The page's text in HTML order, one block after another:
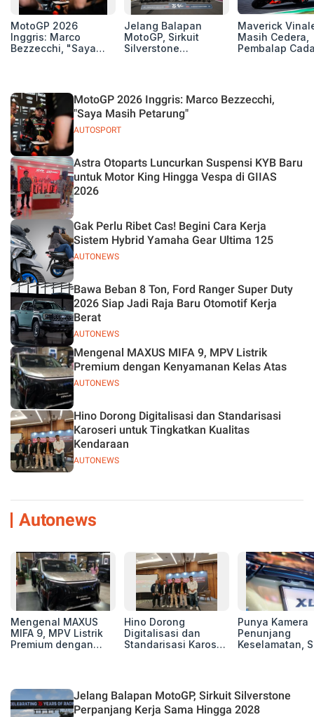
MotoGP 2026
Inggris: Marco
Bezzecchi, "Saya
Jelang Balapan
MotoGP, Sirkuit
Silverstone
Maverick
Masih Cedera,
Pembalap
AUTOSPORT
MotoGP 2026 Inggris: Marco Bezzecchi,
"Saya Masih Petarung"
Astra Otoparts Luncurkan Suspensi KYB Baru
untuk Motor King Hingga Vespa di GIIAS
2026
AUTONEWS
Gak Perlu Ribet Cas! Begini Cara Kerja
Sistem Hybrid Yamaha Gear Ultima 125
AUTONEWS
Bawa Beban 8 Ton, Ford Ranger Super Duty
2026 Siap Jadi Raja Baru Otomotif Kerja
Berat
AUTONEWS
Mengenal MAXUS MIFA 9, MPV Listrik
Premium dengan Kenyamanan Kelas Atas
AUTONEWS
Hino Dorong Digitalisasi dan Standarisasi
Karoseri untuk Tingkatkan Kualitas
Kendaraan
Autonews
Mengenal MAXUS
MIFA 9, MPV Listrik
Premium dengan
Hino Dorong
Digitalisasi dan
Standarisasi Karoseri
Punya Kamera
Penunjang
Keselamatan,
Jelang Balapan MotoGP, Sirkuit Silverstone
Perpanjang Kerja Sama Hingga 2028